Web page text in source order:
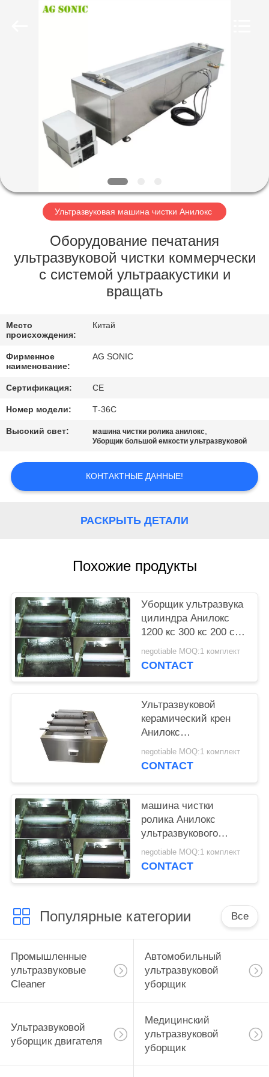
ПРОДУКТЫ
ШОУ
ПУТЕШЕСТВИЕ
ПРОВЕРКА
КАЧЕСТВА
СВЯЖИТЕСЬ
МЫ
СПРОСИТЕ
PRIVACY
POLICY
Ультразвуковая машина чистки Анилокс
Оборудование печатания
ультразвуковой чистки коммерчески
с системой ультраакустики и
вращать
Место
происхождения:
Китай
Фирменное
наименование:
AG SONIC
Сертификация: CE
Номер модели: Т-36С
Высокий свет: машина чистки ролика анилокс,
Уборщик большой емкости ультразвуковой
КОНТАКТНЫЕ ДАННЫЕ!
РАСКРЫТЬ ДЕТАЛИ
Похожие продукты
Уборщик ультразвука
цилиндра Анилокс
1200 кс 300 кс 200 с
вращая системой
negotiable MOQ:1 комплект
CONTACT
Ультразвуковой
керамический крен
Анилокс
оборудования чистки
ролика Анилокс и
уборщика ванны
negotiable MOQ:1 комплект
CONTACT
машина чистки
ролика Анилокс
ультразвукового
уборщика Куртайн
ролика 2400мм
negotiable MOQ:1 комплект
CONTACT
Популярные категории Все
Промышленные
ультразвуковые
Cleaner
Автомобильный
ультразвуковой
уборщик
Ультразвуковой
уборщик двигателя
Медицинский
ультразвуковой
уборщик